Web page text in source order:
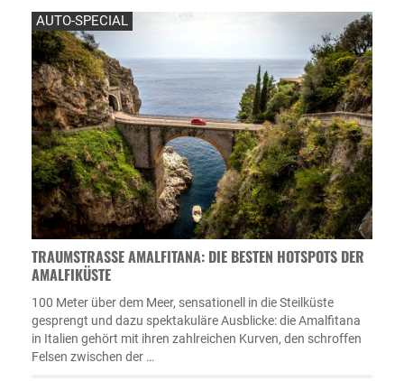
AUTO-SPECIAL
TRAUMSTRASSE AMALFITANA: DIE BESTEN HOTSPOTS DER A
MALFIKÜSTE
100 Meter über dem Meer, sensationell in die Steilküste
gesprengt und dazu spektakuläre Ausblicke: die Amalfitana
in Italien gehört mit ihren zahlreichen Kurven, den schroffen
Felsen zwischen der …